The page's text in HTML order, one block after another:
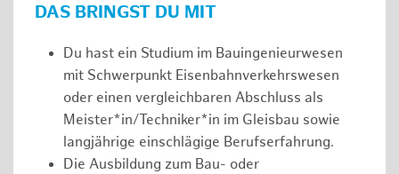
DAS BRINGST DU MIT
Du hast ein Studium im Bauingenieurwesen
mit Schwerpunkt Eisenbahnverkehrswesen
oder einen vergleichbaren Abschluss als
Meister*in/Techniker*in im Gleisbau sowie
langjährige einschlägige Berufserfahrung.
Die Ausbildung zum Bau- oder